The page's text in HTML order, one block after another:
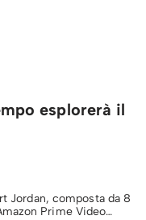
esplorerà il
Jordan, composta da 8
Prime Video…